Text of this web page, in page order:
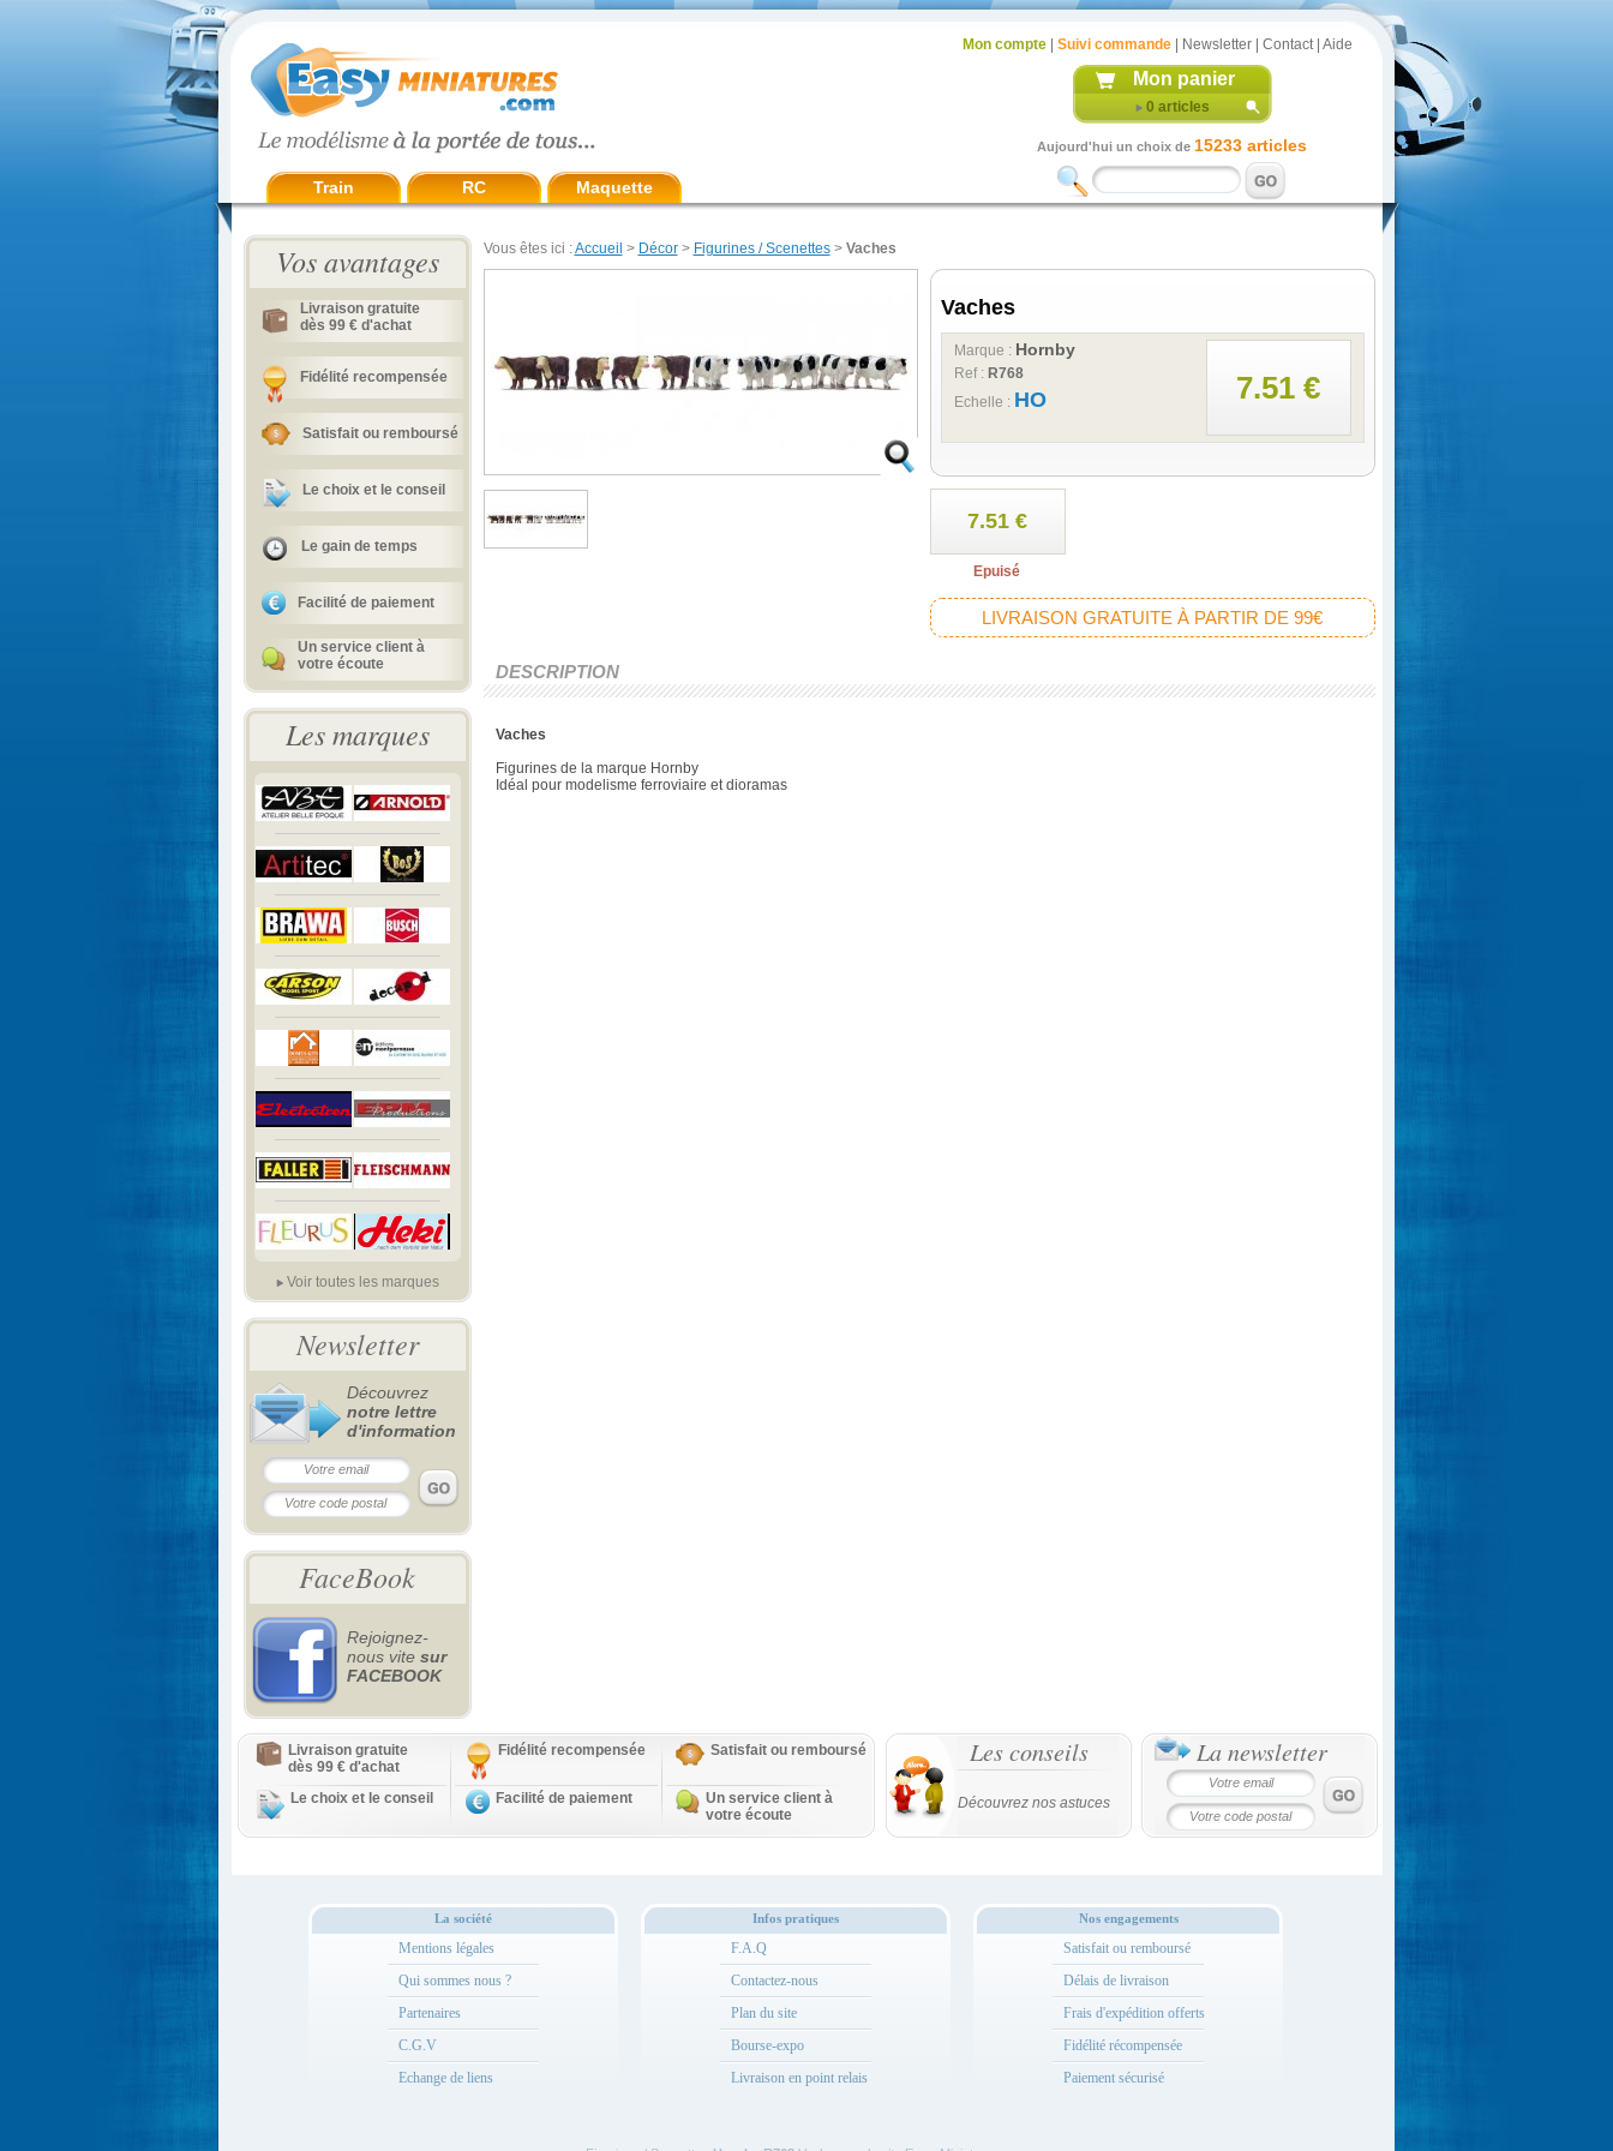
Train RC Maquette
Mon compte| Suivi commande| Newsletter| Contact| Aide
Mon panier
0 articles
Aujourd'hui un choix de 15233 articles
Vos avantages
Livraison gratuite
dès 99 € d'achat
Fidélité recompensée
Satisfait ou remboursé
Le choix et le conseil
Le gain de temps
Facilité de paiement
Un service client à
votre écoute
Les marques
Voir toutes les marques
Newsletter
Découvrez
notre lettre
d'information
FaceBook
Rejoignez-
nous vite sur
FACEBOOK
Vous êtes ici :Accueil > Décor> Figurines / Scenettes> Vaches
Vaches
Marque : Hornby
Ref : R768
Echelle : HO 7.51 €
7.51 €
Epuisé
LIVRAISON GRATUITE À PARTIR DE 99€
DESCRIPTION
Vaches
Figurines de la marque Hornby
Idéal pour modelisme ferroviaire et dioramas
Livraison gratuite
dès 99 € d'achat
Fidélité recompensée Satisfait ou remboursé
Le choix et le conseil Facilité de paiement
Un service client à
votre écoute
Les conseils
Découvrez nos astuces
La newsletter
La société
Mentions légales
Qui sommes nous ?
Partenaires
C.G.V
Echange de liens
Infos pratiques
F.A.Q
Contactez-nous
Plan du site
Bourse-expo
Livraison en point relais
Nos engagements
Satisfait ou remboursé
Délais de livraison
Frais d'expédition offerts
Fidélité récompensée
Paiement sécurisé